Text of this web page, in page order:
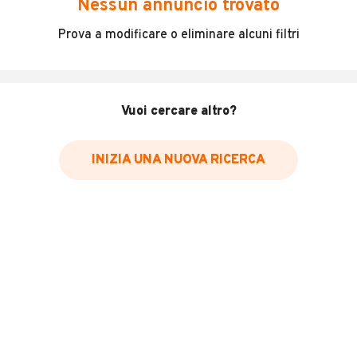
Incidenti in cui è stato coinvolto il veicolo
Data e luogo delle revisioni effettuate
Inserisci il numero di targa per verificare la disponibilità
Nessun annuncio trovato
Prova a modificare o eliminare alcuni filtri
Vuoi cercare altro?
INIZIA UNA NUOVA RICERCA